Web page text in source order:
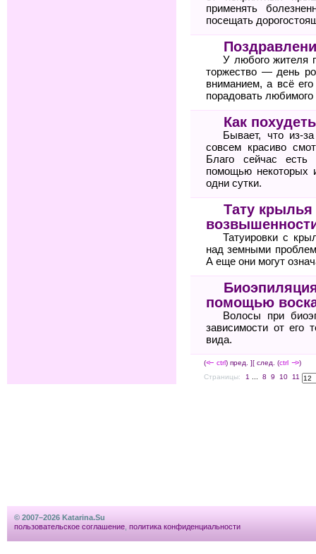
применять
посещать
У любого жителя
торжество — день
вниманием, а всё
порадовать любимого
Как
Бывает, что из-
совсем красиво
Благо сейчас
помощью некоторых
одни сутки.
Тату
Татуировки с
над земными
А еще они могут
помощью
Волосы при
зависимости от его
вида.
(<-- ctrl) пред. ][ след. (ctrl --> )
Страницы:
1 8 9 10 11
© 2007–2026 Katarina.Su
пользовательское соглашение политика конфиденциальности